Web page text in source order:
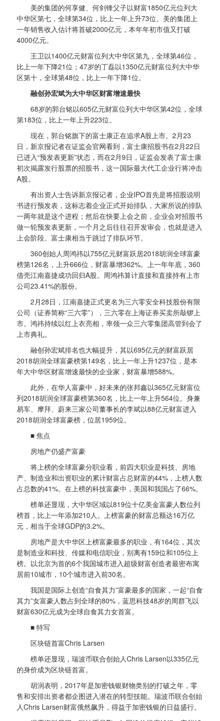
美的集团的何享健、何剑锋父子以财富1850亿元位列大
中华区第七，全球第34位，比上一年上升73位。美的集团上
一年销售收入估计将首破2000亿元，本年年初市值又打破
4000亿元。
王卫以1400亿元财富位列大中华区第九，全球第46位，
比上一年下降21位；47岁的丁磊以1350亿元财富位列大中华
区第十，全球第48位，比上一年下降1位。
融创孙宏斌为大中华区财富增速最快
68岁的郭台铭以605亿元财富位列大中华区第42位，全球
第183位，比上一年上升223位。
现在，郭台铭旗下的富士康正在追求A股上市。2月23
日，新京报记者在证监会官网看到，富士康招股书在2月22日
已进入“预发表更新”状态，而在2月9日，证监会发表了富士康
初次揭露发行股票的招股书，这一国际最大代工企业行将冲击
A股。
有出资人士告诉新京报记者，企业IPO首先是将招股说明
书进行预发表，这标志着企业正式开始排队，大家所说的排队
一两年就是这个进程；然后在快要上会之前，企业会对招股书
做一轮预发表更新，一个月之后往往召开发审会，也就是进入
上会阶段。富士康相当于跳过了排队环节。
360创始人周鸿祎以755亿元财富跃居2018胡润全球富豪
榜第126名，上升666位，财富暴增362%。上一年年底，360
借壳江南嘉捷成功回归A股。周鸿祎算计直接和直接持有上市
公司23.41%的股份。
2月28日，江南嘉捷正式更名为三六零安全科技股份有限
公司（证券简称“三六零”），三六零在上海证券买卖所敲锣上
市。鸿祎持续以红上衣亮相，率领一众三六零集团高管到会了
上市典礼。
融创孙宏斌排名也大幅提升，其以695亿元的财富跃居
2018胡润全球富豪榜第149名，比上一年上升1237位，是本
年大中华区财富增速最快的企业家，财富暴增588%。
此外，在华人富豪中，好未来的张邦鑫以365亿元财富位
列2018胡润全球富豪榜第360名，比上一年上升564位。身兼
易车、摩拜、蔚来三家公司董事长的李斌以88亿元财富进入
2018胡润全球富豪榜，位居1959位。
■ 焦点
房地产仍盛产富豪
将上榜的全球富豪分职业看，前四大职业是科技、房地
产、制造业和出资职业的累计财富占总财富的44%，上榜人数
占总数的41%。在上榜的科技富豪中，美国和我国占了66%。
榜单还显现，大中华区域以819位十亿美金富豪人数位列
榜首，比上一年添加210人。上榜富豪的财富总额达16万亿
元，相当于全球GDP的3.2%。
房地产是大中华区上榜富豪最多的职业，有164位，其次
是制造业和科技、传媒和电信职业，别离有159位和105位上
榜。以北京为首的6个我国城市进入超级财富创造者最密布寓
居前10城市，10个城市进入前30名。
我国是国际上创造“自食其力”富豪最多的国家，一起“自食
其力”女富豪人数占到全球的80%，蓝思科技48岁的周群飞以
财富630亿元成为全球自食其力女首富。
■ 特写
区块链首富Chris Larsen
榜单还显现，瑞波币联合创始人Chris Larsen以335亿元
的身价成为区块链首富。
胡润表明，2017年是加密钱银财物类别的打破之年，零
售和安排出资者都企图进入潜在的转型技能。瑞波币联合创始
人Chris Larsen财富俄然飙升，得益于加密钱银的日益盛行。